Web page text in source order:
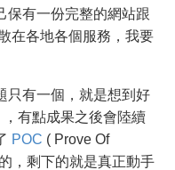
保有一份完整的網站跟
在各地各個服務，我要
只有一個，就是想到好
有點成果之後會陸續
POC ( Prove Of
，剩下的就是真正動手